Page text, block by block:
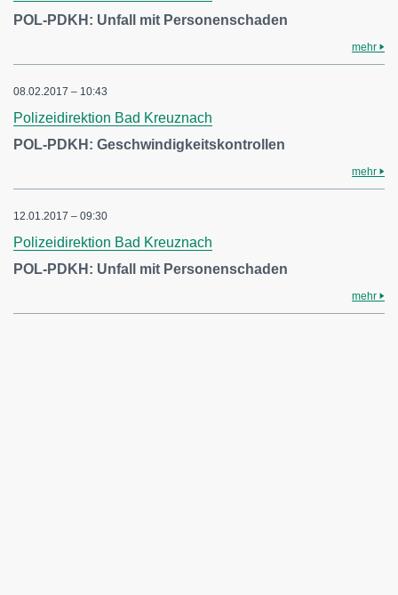
POL-PDKH: Unfall mit Personenschaden
mehr
08.02.2017 – 10:43
Polizeidirektion Bad Kreuznach
POL-PDKH: Geschwindigkeitskontrollen
mehr
12.01.2017 – 09:30
Polizeidirektion Bad Kreuznach
POL-PDKH: Unfall mit Personenschaden
mehr